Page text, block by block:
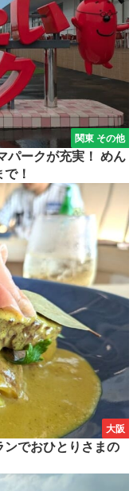
関東 その他
パークが充実！ めん
！
大阪
ンでおひとりさまの